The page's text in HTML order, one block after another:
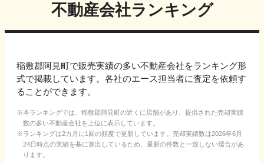
不動産会社ランキング
稲敷郡阿見町で販売実績の多い不動産会社をランキング形
式で掲載しています。各社のエース担当者に査定を依頼す
ることができます。
本ランキングでは、 稲敷郡阿見町の近くに店舗があり、提供された売却実績
数の多い不動産会社を上位に表示しています。
ランキングは2カ月に1回の頻度で更新しています。売却実績数は2026年6月
24日時点の実績を基に算出しているため、最新の件数と一致しない場合があ
ります。